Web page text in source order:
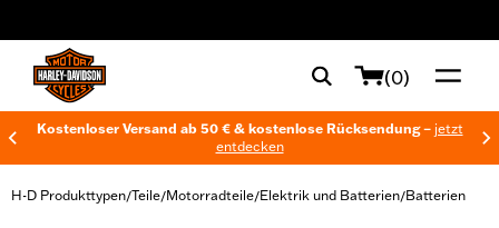
(0)
Kostenloser Versand ab 50 € & kostenlose Rücksendung – jetzt
entdecken
H-D Produkttypen/Teile/Motorradteile/Elektrik und Batterien/Batterien